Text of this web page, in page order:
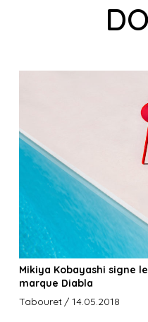
Mikiya Kobayashi signe
marque Diabla
Tabouret / 14.05.2018